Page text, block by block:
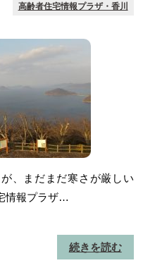
高齢者住宅情報プラザ・香川
、まだまだ寒さが厳しい
情報プラザ…
続きを読む